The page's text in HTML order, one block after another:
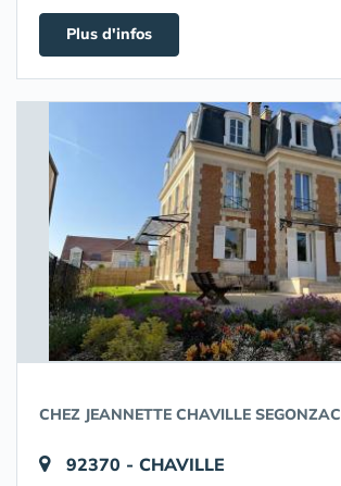
Plus d'infos
CHEZ JEANNETTE CHAVILLE SEGONZAC
92370 - CHAVILLE